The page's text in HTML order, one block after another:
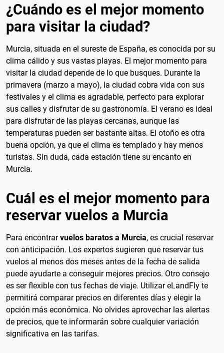
¿Cuándo es el mejor momento
para visitar la ciudad?
Murcia, situada en el sureste de España, es conocida por su
clima cálido y sus vastas playas. El mejor momento para
visitar la ciudad depende de lo que busques. Durante la
primavera (marzo a mayo), la ciudad cobra vida con sus
festivales y el clima es agradable, perfecto para explorar
sus calles y disfrutar de su gastronomía. El verano es ideal
para disfrutar de las playas cercanas, aunque las
temperaturas pueden ser bastante altas. El otoño es otra
buena opción, ya que el clima es templado y hay menos
turistas. Sin duda, cada estación tiene su encanto en
Murcia.
Cuál es el mejor momento para
reservar vuelos a Murcia
Para encontrarvuelos baratos a Murcia, es crucial reservar
con anticipación. Los expertos sugieren que reservar tus
vuelos al menos dos meses antes de la fecha de salida
puede ayudarte a conseguir mejores precios. Otro consejo
es ser flexible con tus fechas de viaje. Utilizar eLandFly te
permitirá comparar precios en diferentes días y elegir la
opción más económica. No olvides aprovechar las alertas
de precios, que te informarán sobre cualquier variación
significativa en las tarifas.